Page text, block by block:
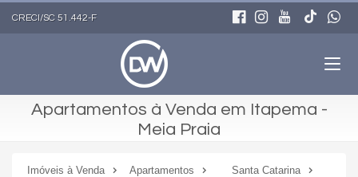
CRECI/SC 51.442-F
Apartamentos à Venda em Itapema -
Meia Praia
Imóveis à Venda Apartamentos
Santa Catarina